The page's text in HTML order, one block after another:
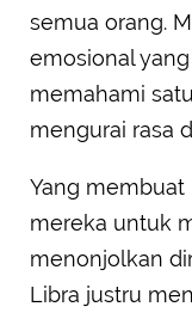
semua orang.
emosional
memahami
mengurai rasa
Yang membuat
mereka untuk
menonjolkan
Libra justru